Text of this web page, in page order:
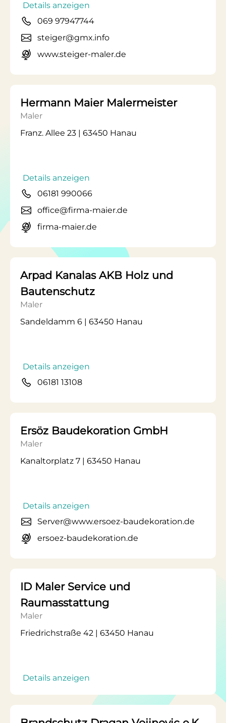
Details anzeigen
069 97947744
steiger@gmx.info
www.steiger-maler.de
Hermann Maier Malermeister
Maler
Franz. Allee 23 | 63450 Hanau
Details anzeigen
06181 990066
office@firma-maier.de
firma-maier.de
Arpad Kanalas AKB Holz und
Bautenschutz
Maler
Sandeldamm 6 | 63450 Hanau
Details anzeigen
06181 13108
Ersöz Baudekoration GmbH
Maler
Kanaltorplatz 7 | 63450 Hanau
Details anzeigen
Server@www.ersoez-baudekoration.de
ersoez-baudekoration.de
ID Maler Service und
Raumasstattung
Maler
Friedrichstraße 42 | 63450 Hanau
Details anzeigen